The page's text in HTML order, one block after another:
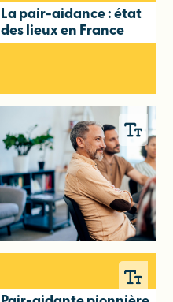
La pair-aidance : état
des lieux en France